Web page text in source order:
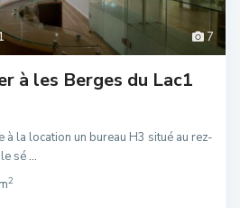
7
à les Berges du Lac1
à la location un bureau H3 situé au rez-
sé...
2